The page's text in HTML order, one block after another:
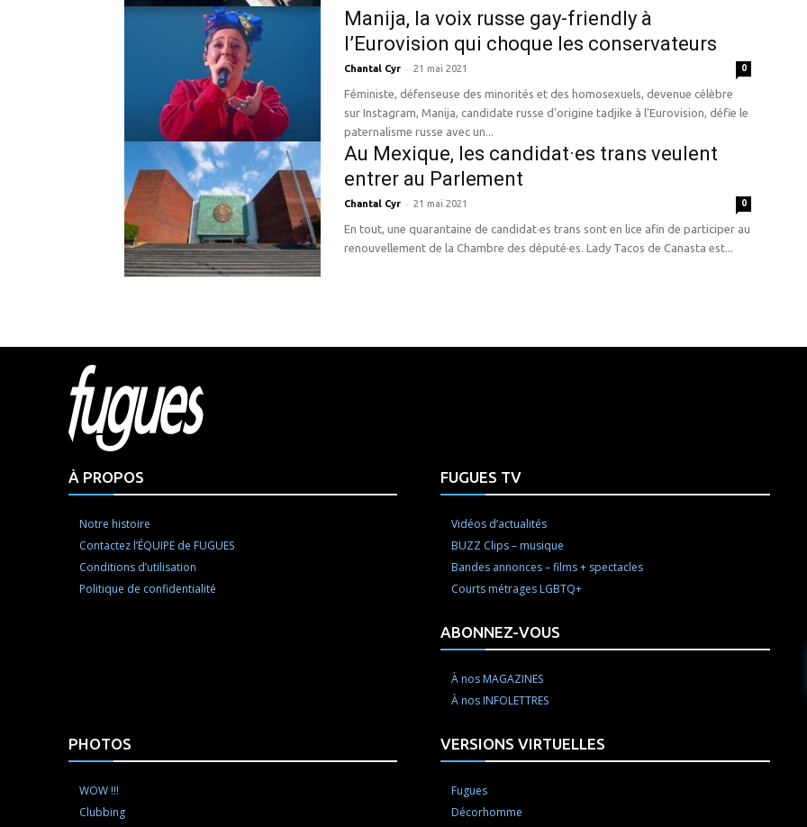
Manija, la voix russe gay-friendly à
l’Eurovision qui choque les conservateurs
Chantal Cyr - 21 mai 2021 0
Féministe, défenseuse des minorités et des homosexuels, devenue célèbre
sur Instagram, Manija, candidate russe d'origine tadjike à l'Eurovision, défie le
paternalisme russe avec un...
Au Mexique, les candidat·es trans veulent
entrer au Parlement
Chantal Cyr - 21 mai 2021 0
En tout, une quarantaine de candidat·es trans sont en lice afin de participer au
renouvellement de la Chambre des député·es. Lady Tacos de Canasta est...
À PROPOS
Notre histoire
Contactez l’ÉQUIPE de FUGUES
Conditions d’utilisation
Politique de confidentialité
FUGUES TV
Vidéos d’actualités
BUZZ Clips – musique
Bandes annonces – films + spectacles
Courts métrages LGBTQ+
ABONNEZ-VOUS
À nos MAGAZINES
À nos INFOLETTRES
PHOTOS
WOW !!!
Clubbing
VERSIONS VIRTUELLES
Fugues
Décorhomme